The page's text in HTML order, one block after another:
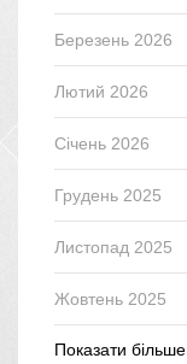
Березень 2026
Лютий 2026
Січень 2026
Грудень 2025
Листопад 2025
Жовтень 2025
Показати більше